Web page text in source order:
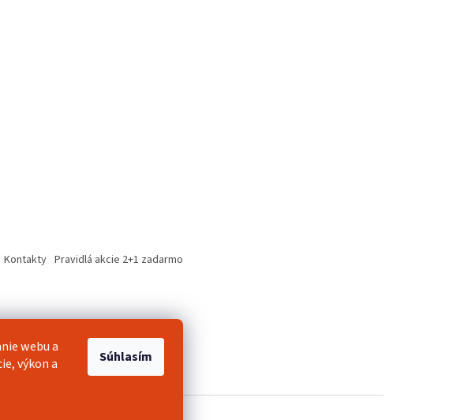
webu a
výkon a
Súhlasím
Kontakty Pravidlá akcie 2+1 zadarmo